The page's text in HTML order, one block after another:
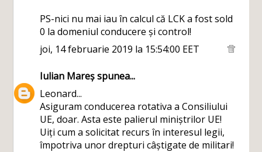
PS-nici nu mai iau în calcul că LCK a fost sold
0 la domeniul conducere și control!
joi, 14 februarie 2019 la 15:54:00 EET
Iulian Mareșspunea...
Leonard...
Asiguram conducerea rotativa a Consiliului
UE, doar. Asta este palierul miniștrilor UE!
Uiți cum a solicitat recurs în interesul legii,
împotriva unor drepturi câștigate de militari!